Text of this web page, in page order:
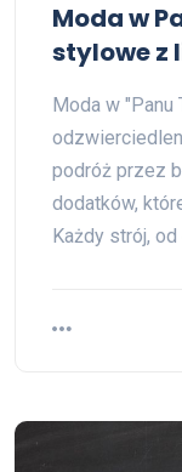
Moda w
stylowe z
Moda w "Panu
podróż przez
dodatków,
Każdy strój,